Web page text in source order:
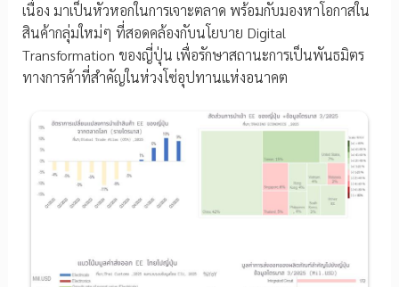
เนื่อง มาเป็นหัวหอกในการเจาะตลาด พร้อมกับมองหาโอกาสใน
สินค้ากลุ่มใหม่ๆ ที่สอดคล้องกับนโยบาย Digital
Transformation ของญี่ปุ่น เพื่อรักษาสถานะการเป็นพันธมิตร
ทางการค้าที่สำคัญในห่วงโซ่อุปทานแห่งอนาคต